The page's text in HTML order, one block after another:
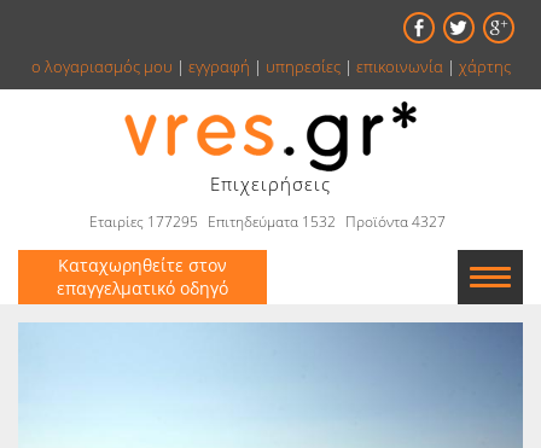
ο λογαριασμός μου | εγγραφή | υπηρεσίες| επικοινωνία| χάρτης
Επιχειρήσεις
Εταιρίες 177295 Επιτηδεύματα 1532 Προϊόντα 4327
Καταχωρηθείτε στον
επαγγελματικό οδηγό
Εταιρείες